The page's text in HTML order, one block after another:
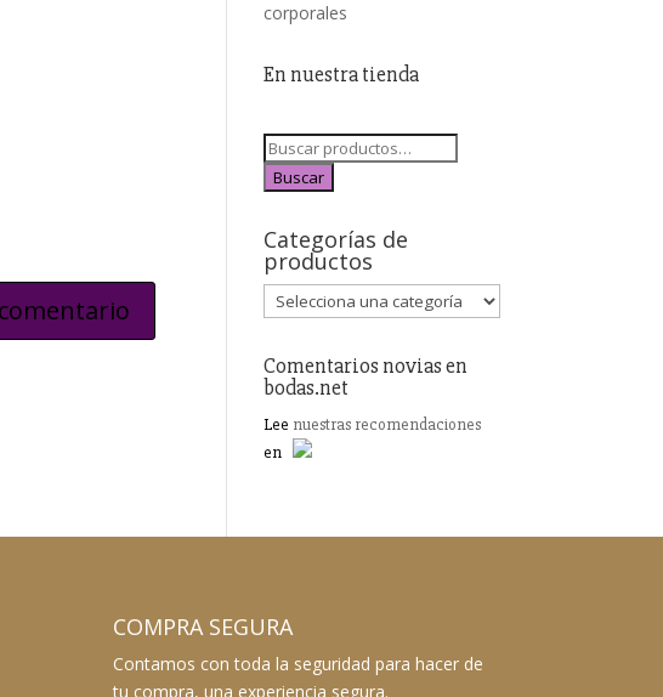
corporales
En nuestra tienda
Buscar
Categorías de
productos
Comentarios novias en
bodas.net
Lee nuestras recomendaciones
en
COMPRA SEGURA
Contamos con toda la seguridad para hacer de
tu compra, una experiencia segura.